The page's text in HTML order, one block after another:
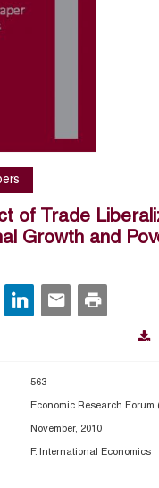
of Trade
Growth and
563
Economic Research Forum
November, 2010
F. International Economics